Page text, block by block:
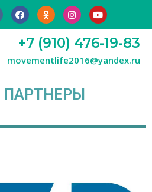
+7 (910) 476-19-83
movementlife2016@yandex.ru